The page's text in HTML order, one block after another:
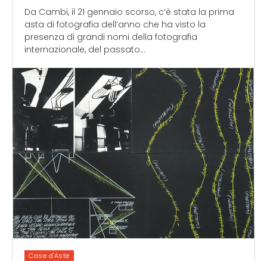
Da Cambi, il 21 gennaio scorso, c’è stata la prima
asta di fotografia dell’anno che ha visto la
presenza di grandi nomi della fotografia
internazionale, del passato...
Case d'Aste